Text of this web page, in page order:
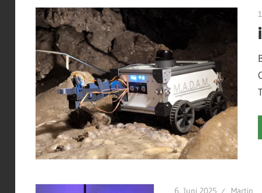
6. Juni 2025 Martin